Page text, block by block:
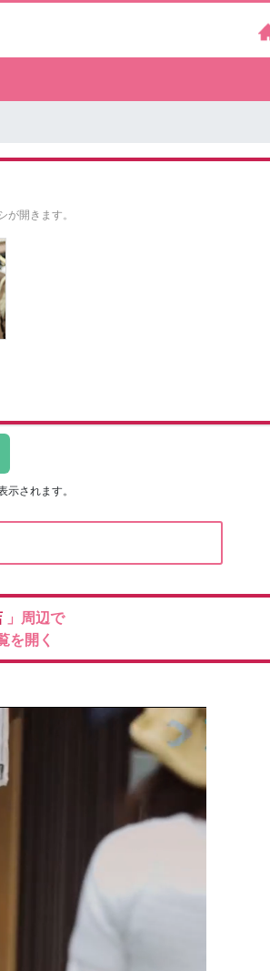
が開きます。
示されます。
」周辺で
を開く